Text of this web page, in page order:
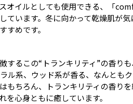
オイルとしても使用できる、「
ています。冬に向かって乾燥肌が
すめです。
するこの“トランキリティ”の香り
ル系、ウッド系が香る、なんとも
もちろん、トランキリティの香り
を心身ともに癒しています。